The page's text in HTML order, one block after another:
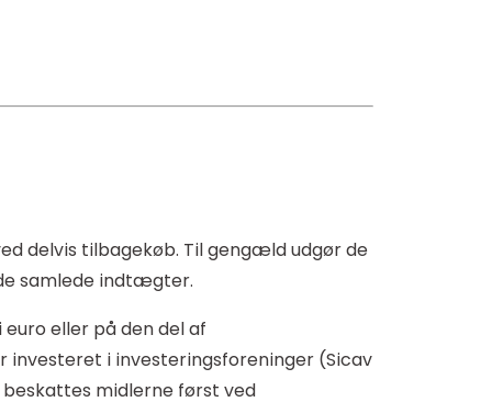
delvis tilbagekøb. Til gengæld udgør de
samlede indtægter.
eller på den del af
i investeringsforeninger (Sicav
midlerne først ved